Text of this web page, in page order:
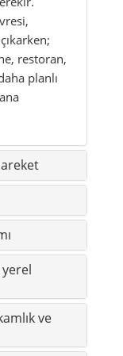
restoran,
planlı
ve